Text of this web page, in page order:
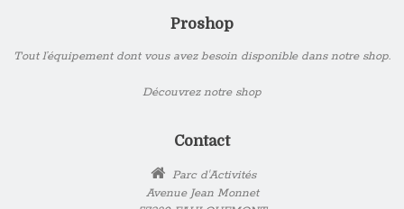
Proshop
Tout l’équipement dont vous avez besoin disponible dans notre shop.
Découvrez notre shop
Contact
Parc d'Activités
Avenue Jean Monnet